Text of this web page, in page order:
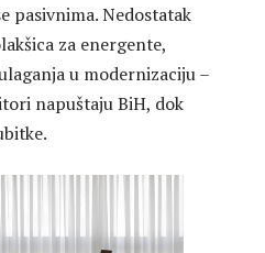
pasivnima. Nedostatak
za energente,
u modernizaciju –
napuštaju BiH, dok